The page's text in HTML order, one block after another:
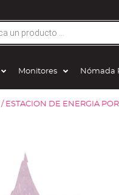
Monitores Nómada
/ ESTACION DE ENERGIA